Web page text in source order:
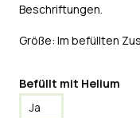
Beschriftungen.
Größe: Im befüllten
Befüllt mit Helium
Ja